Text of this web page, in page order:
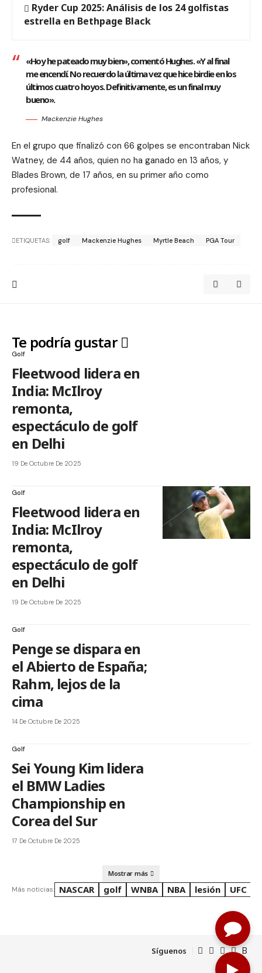
Ryder Cup 2025: Análisis de los 24 golfistas
estrella en Bethpage Black
«Hoy he pateado muy bien», comentó Hughes. «Y al final
me encendí. No recuerdo la última vez que hice birdie en los
últimos cuatro hoyos. Definitivamente, es un final muy
bueno».
Mackenzie Hughes
En el grupo que finalizó con 66 golpes se encontraban Nick
Watney, de 44 años, quien no ha ganado en 13 años, y
Blades Brown, de 17 años, en su primer año como
profesional.
ETIQUETAS: golf Mackenzie Hughes Myrtle Beach PGA Tour
Te podría gustar
Golf
Fleetwood lidera en
India: McIlroy
remonta,
espectáculo de golf
en Delhi
19 De Octubre De 2025
Golf
Fleetwood lidera en
India: McIlroy
remonta,
espectáculo de golf
en Delhi
19 De Octubre De 2025
Golf
Penge se dispara en
el Abierto de España;
Rahm, lejos de la
cima
14 De Octubre De 2025
Golf
Sei Young Kim lidera
el BMW Ladies
Championship en
Corea del Sur
17 De Octubre De 2025
Mostrar más
Más noticias: NASCAR golf WNBA NBA lesión UFC
Síguenos